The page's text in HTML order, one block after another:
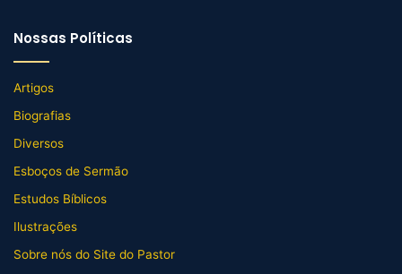
Nossas Políticas
Artigos
Biografias
Diversos
Esboços de Sermão
Estudos Bíblicos
Ilustrações
Sobre nós do Site do Pastor